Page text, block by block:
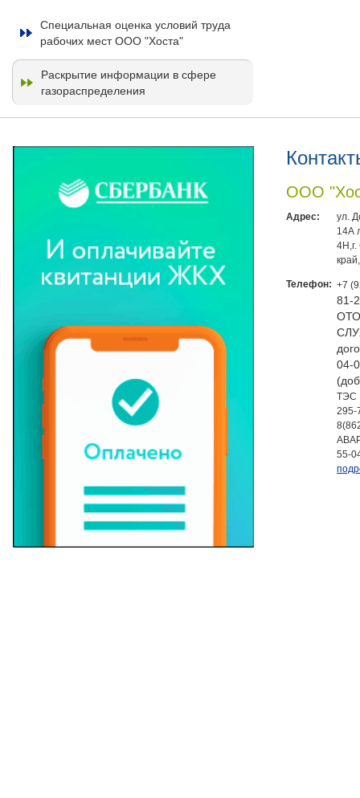
Специальная оценка условий труда
рабочих мест ООО "Хоста"
Раскрытие информации в сфере
газораспределения
ООО
Адрес:
ул.
14А
Телефон: +7
81-
04-
ТЭС
295-
55-